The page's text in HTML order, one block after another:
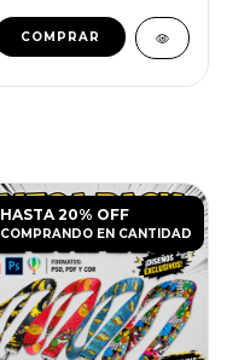
HASTA 20% OFF
COMPRANDO EN CANTIDAD